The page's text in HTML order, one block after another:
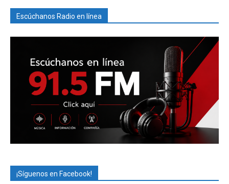
Escúchanos Radio en línea
¡Síguenos en Facebook!